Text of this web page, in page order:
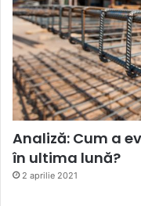
Analiză: Cum a
în ultima lună?
2 aprilie 2021